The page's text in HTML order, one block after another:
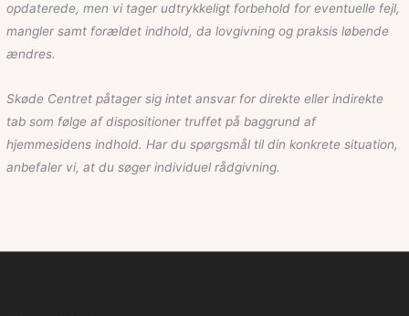
opdaterede, men vi tager udtrykkeligt forbehold for eventuelle fejl,
mangler samt forældet indhold, da lovgivning og praksis løbende
ændres.
Skøde Centret påtager sig intet ansvar for direkte eller indirekte
tab som følge af dispositioner truffet på baggrund af
hjemmesidens indhold. Har du spørgsmål til din konkrete situation,
anbefaler vi, at du søger individuel rådgivning.